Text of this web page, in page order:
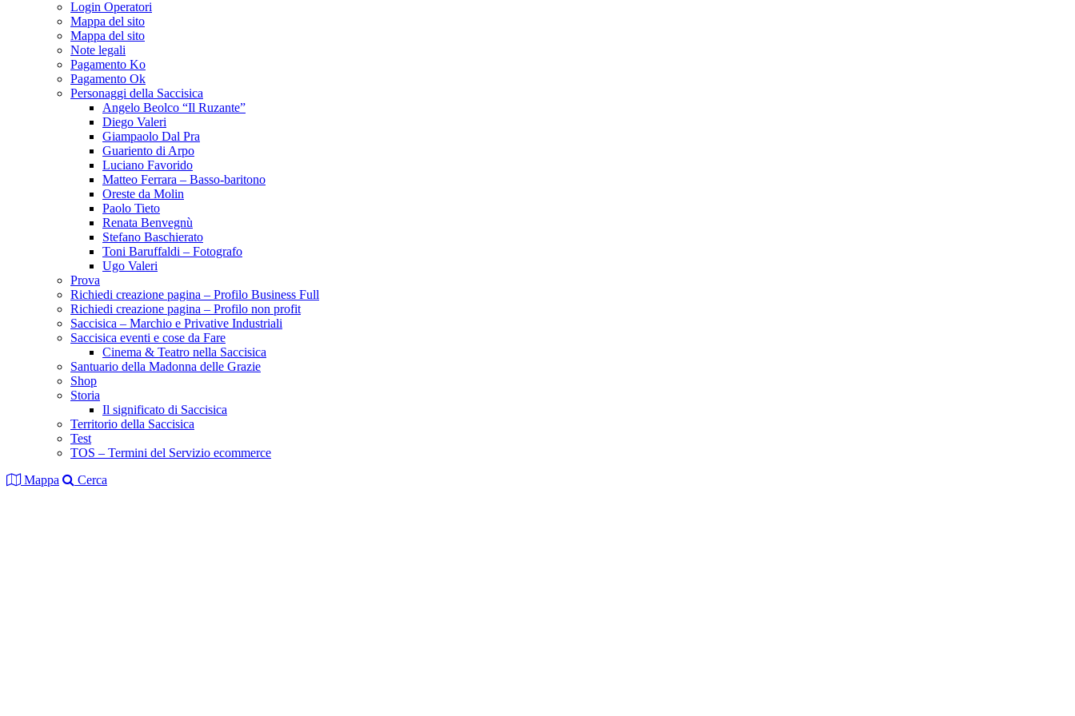
Login Operatori
Mappa del sito
Mappa del sito
Note legali
Pagamento Ko
Pagamento Ok
Personaggi della Saccisica
Angelo Beolco “Il Ruzante”
Diego Valeri
Giampaolo Dal Pra
Guariento di Arpo
Luciano Favorido
Matteo Ferrara – Basso-baritono
Oreste da Molin
Paolo Tieto
Renata Benvegnù
Stefano Baschierato
Toni Baruffaldi – Fotografo
Ugo Valeri
Prova
Richiedi creazione pagina – Profilo Business Full
Richiedi creazione pagina – Profilo non profit
Saccisica – Marchio e Privative Industriali
Saccisica eventi e cose da Fare
Cinema & Teatro nella Saccisica
Santuario della Madonna delle Grazie
Shop
Storia
Il significato di Saccisica
Territorio della Saccisica
Test
TOS – Termini del Servizio ecommerce
Mappa
Cerca